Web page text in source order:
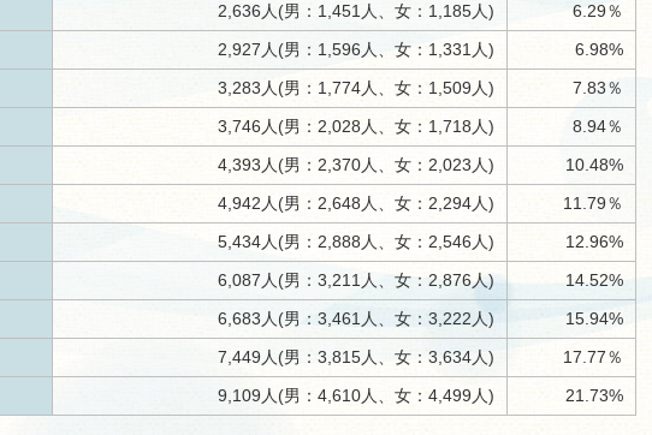
2,636人(男：1,451人、女：1,185人)
6.29％
2,927人(男：1,596人、女：1,331人)
6.98%
3,283人(男：1,774人、女：1,509人)
7.83％
3,746人(男：2,028人、女：1,718人)
8.94％
4,393人(男：2,370人、女：2,023人)
10.48%
4,942人(男：2,648人、女：2,294人)
11.79％
5,434人(男：2,888人、女：2,546人)
12.96%
6,087人(男：3,211人、女：2,876人)
14.52%
6,683人(男：3,461人、女：3,222人)
15.94%
7,449人(男：3,815人、女：3,634人)
17.77％
9,109人(男：4,610人、女：4,499人) 21.73%